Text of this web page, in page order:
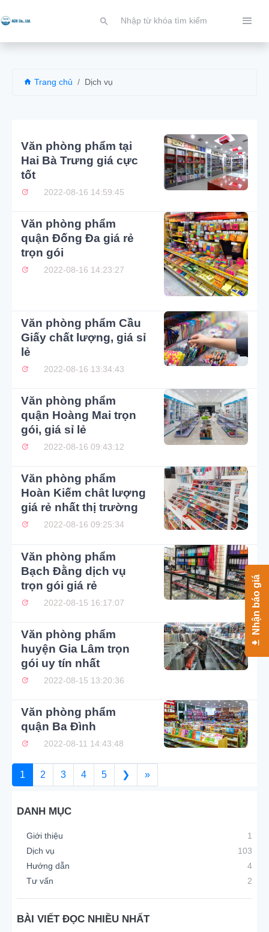
Trang chủ Dịch vụ
Văn phòng phẩm tại
Hai Bà Trưng giá cực
tốt
2022-08-16 14:59:45
Văn phòng phẩm
quận Đống Đa giá rẻ
trọn gói
2022-08-16 14:23:27
Văn phòng phẩm Cầu
Giấy chất lượng, giá sỉ
lẻ
2022-08-16 13:34:43
Văn phòng phẩm
quận Hoàng Mai trọn
gói, giá sỉ lẻ
2022-08-16 09:43:12
Văn phòng phẩm
Hoàn Kiếm chât lượng
giá rẻ nhất thị trường
2022-08-16 09:25:34
Văn phòng phẩm
Bạch Đằng dịch vụ
trọn gói giá rẻ
2022-08-15 16:17:07
Văn phòng phẩm
huyện Gia Lâm trọn
gói uy tín nhất
2022-08-15 13:20:36
Văn phòng phẩm
quận Ba Đình
2022-08-11 14:43:48
1 2 3 4 5 ❯ »
DANH MỤC
Giới thiệu
1
Dịch vụ
103
Hướng dẫn
4
Tư vấn
2
BÀI VIẾT ĐỌC NHIỀU NHẤT
Nhận báo giá